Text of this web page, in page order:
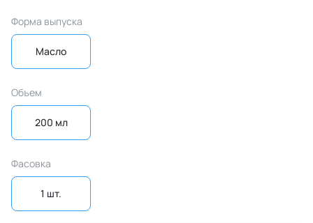
Форма выпуска
Масло
Объем
200 мл
Фасовка
1 шт.